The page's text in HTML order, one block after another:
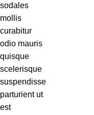
sodales
mollis
curabitur
odio mauris
quisque
scelerisque
suspendisse
parturient ut
est